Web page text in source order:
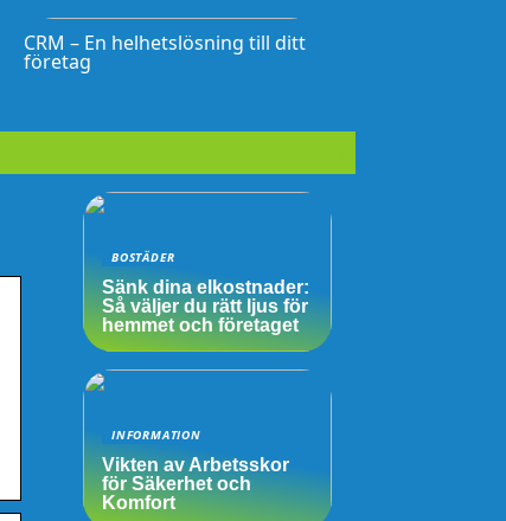
CRM – En helhetslösning till ditt
företag
BOSTÄDER
Sänk dina elkostnader:
Så väljer du rätt ljus för
hemmet och företaget
INFORMATION
Vikten av Arbetsskor
för Säkerhet och
Komfort